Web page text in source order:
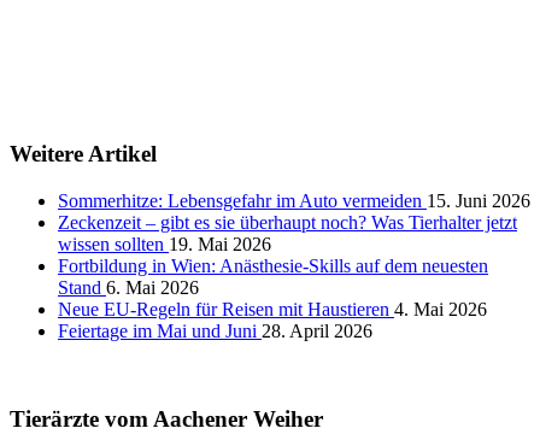
Weitere Artikel
Sommerhitze: Lebensgefahr im Auto vermeiden 15. Juni 2026
Zeckenzeit – gibt es sie überhaupt noch? Was Tierhalter jetzt
wissen sollten 19. Mai 2026
Fortbildung in Wien: Anästhesie-Skills auf dem neuesten
Stand 6. Mai 2026
Neue EU-Regeln für Reisen mit Haustieren 4. Mai 2026
Feiertage im Mai und Juni 28. April 2026
Tierärzte vom Aachener Weiher